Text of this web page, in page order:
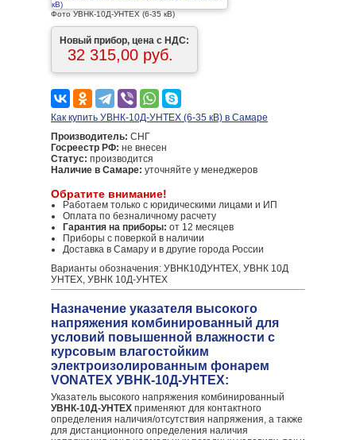
Фото УВНК-10Д-УНТЕХ (6-35 кВ)
Новый прибор, цена с НДС:
32 315,00 руб.
Как купить УВНК-10Д-УНТЕХ (6-35 кВ) в Самаре
Производитель: СНГ
Госреестр РФ: не внесен
Статус: производится
Наличие в Самаре: уточняйте у менеджеров
Обратите внимание!
Работаем только с юридическими лицами и ИП
Оплата по безналичному расчету
Гарантия на приборы: от 12 месяцев
Приборы с поверкой в наличии
Доставка в Самару и в другие города России
Варианты обозначения: УВНК10ДУНТЕХ, УВНК 10Д
УНТЕХ, УВНК 10Д-УНТЕХ
Назначение указателя высокого
напряжения комбинированный для
условий повышенной влажности с
курсовым влагостойким
электроизолированным фонарем
VONATEX УВНК-10Д-УНТЕХ:
Указатель высокого напряжения комбинированный
УВНК-10Д-УНТЕХ применяют для контактного
определения наличия/отсутствия напряжения, а также
для дистанционного определения наличия